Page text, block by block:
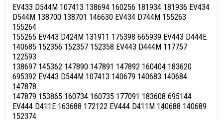
EV433 D544M 107413 138694 160256 181934 181936 EV434
D544M 138700 138701 146630 EV434 D744M 155263
155264
155265 EV443 D424M 131911 175398 665939 EV443 D444E
140685 152356 152357 152358 EV443 D444M 117757
122593
138697 145362 147890 147891 147892 160404 183620
695392 EV443 D544M 107413 140679 140683 140684
147878
147879 153865 160734 160735 177091 183608 695144
EV444 D411E 163688 172122 EV444 D411M 140688 140689
152374